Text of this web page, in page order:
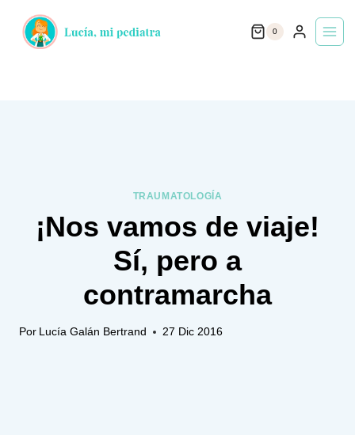
0
TRAUMATOLOGÍA
¡Nos vamos de viaje!
Sí, pero a
contramarcha
Por Lucía Galán Bertrand 27 Dic 2016